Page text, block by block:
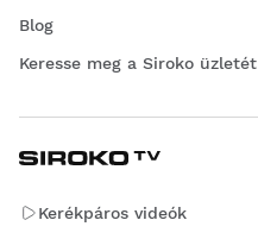
Blog
Keresse meg a Siroko üzletét
Kerékpáros videók